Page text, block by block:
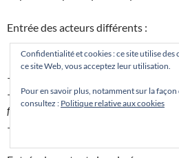
Entrée des acteurs différents :
–
– Des policiers nommés «les
fluviale» (page 67)
–
Confidentialité et cookies : ce site utilise
ce site Web, vous acceptez leur utilisation.
Pour en savoir plus, notamment sur la
consultez : Politique relative aux cookies